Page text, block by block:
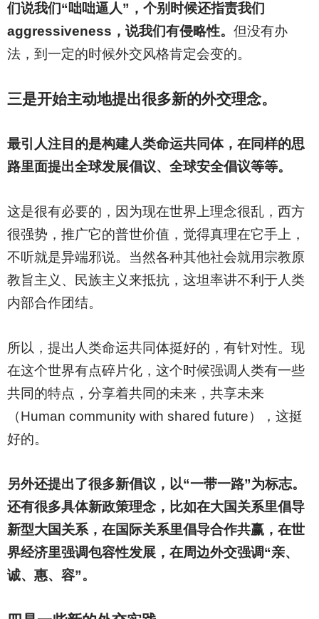
们说我们“咄咄逼人”，个别时候还指责我们
aggressiveness，说我们有侵略性。 但没有办
法，到一定的时候外交风格肯定会变的。
三是开始主动地提出很多新的外交理念。
最引人注目的是构建人类命运共同体，在同样的思
路里面提出全球发展倡议、全球安全倡议等等。
这是很有必要的，因为现在世界上理念很乱，西方
很强势，推广它的普世价值，觉得真理在它手上，
不听就是异端邪说。当然各种其他社会就用宗教原
教旨主义、民族主义来抵抗，这坦率讲不利于人类
内部合作团结。
所以，提出人类命运共同体挺好的，有针对性。现
在这个世界有点碎片化，这个时候强调人类有一些
共同的特点，分享着共同的未来，共享未来
（Human community with shared future），这挺
好的。
另外还提出了很多新倡议，以“一带一路”为标志。
还有很多具体新政策理念，比如在大国关系里倡导
新型大国关系，在国际关系里倡导合作共赢，在世
界经济里强调包容性发展，在周边外交强调“亲、
诚、惠、容”。